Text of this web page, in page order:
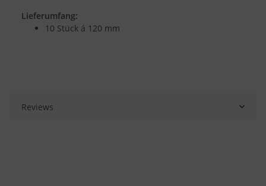
Lieferumfang:
10 Stück á 120 mm
Reviews